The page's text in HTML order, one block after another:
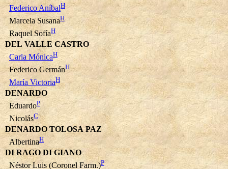
Federico AníbalH
Marcela SusanaH
Raquel SofíaH
DEL VALLE CASTRO
Carla MónicaH
Federico GermánH
María VictoriaH
DENARDO
EduardoP
NicolásC
DENARDO TOLOSA PAZ
AlbertinaH
DI RAGO DI GIANO
Néstor Luis (Coronel Farm.)P